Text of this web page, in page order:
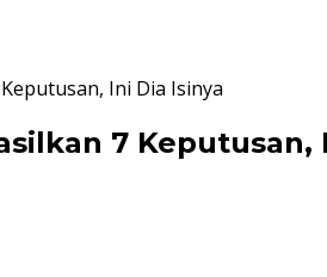
Ini Dia Isinya
7 Keputusan,